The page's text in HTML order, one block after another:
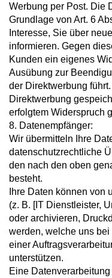
Werbung per Post. Die
Grundlage von Art. 6
Interesse, Sie über
informieren. Gegen
Kunden ein eigenes
Ausübung zur
der Direktwerbung
Direktwerbung
erfolgtem Widerspruch
8. Datenempfänger:
Wir übermitteln Ihre
datenschutzrechtliche
den nach den oben
besteht.
Ihre Daten können von
(z. B. [IT Dienstleister,
oder archivieren,
werden, welche uns
einer
unterstützen.
Eine